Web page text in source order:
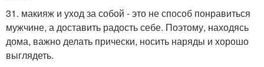
31. макияж и уход за собой - это не способ понравиться
мужчине, а доставить радость себе. Поэтому, находясь
дома, важно делать прически, носить наряды и хорошо
выглядеть.